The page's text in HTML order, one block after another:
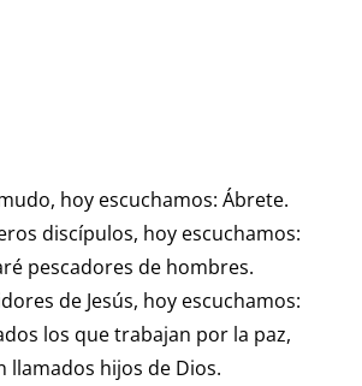
hoy escuchamos: Ábrete.
discípulos, hoy escuchamos:
pescadores de hombres.
de Jesús, hoy escuchamos:
los que trabajan por la paz,
hijos de Dios.